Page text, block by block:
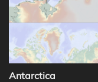
Antarctica